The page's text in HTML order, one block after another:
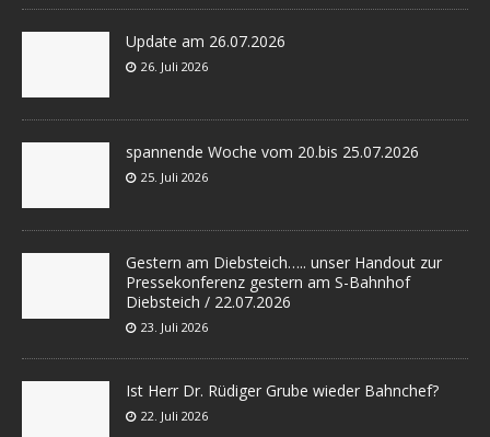
Update am 26.07.2026
26. Juli 2026
spannende Woche vom 20.bis 25.07.2026
25. Juli 2026
Gestern am Diebsteich….. unser Handout zur
Pressekonferenz gestern am S-Bahnhof
Diebsteich / 22.07.2026
23. Juli 2026
Ist Herr Dr. Rüdiger Grube wieder Bahnchef?
22. Juli 2026